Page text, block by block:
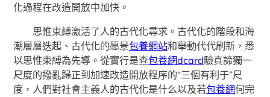
化過程在改造開放中加快。
思惟束縛激活了人的古代化尋求。古代化的階段和海
潮層層迭起、古代化的愿景包養網站和舉動代代刷新，悉
以思惟束縛為先導。從實行是查包養網dcard驗真諦獨一
尺度的撥亂歸正到加速改造開放程序的“三個有利于”尺
度，人們對社會主義人的古代化是什么以及若包養網何完